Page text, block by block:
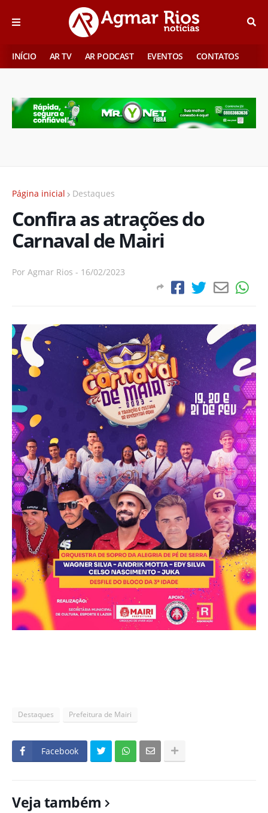
INÍCIO AR TV AR PODCAST EVENTOS CONTATOS
Página inicial Destaques
Confira as atrações do
Carnaval de Mairi
Por Agmar Rios - 16/02/2023
Destaques Prefeitura de Mairi
Facebook
Veja também